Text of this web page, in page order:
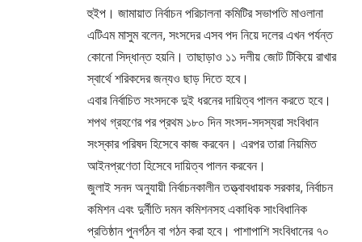
হুইপ। জামায়াত নির্বাচন পরিচালনা কমিটির সভাপতি মাওলানা
এটিএম মাসুম বলেন, সংসদের এসব পদ নিয়ে দলের এখন পর্যন্ত
কোনো সিদ্ধান্ত হয়নি। তাছাড়াও ১১ দলীয় জোট টিকিয়ে রাখার
স্বার্থে শরিকদের জন্যও ছাড় দিতে হবে।
এবার নির্বাচিত সংসদকে দুই ধরনের দায়িত্ব পালন করতে হবে।
শপথ গ্রহণের পর প্রথম ১৮০ দিন সংসদ-সদস্যরা সংবিধান
সংস্কার পরিষদ হিসেবে কাজ করবেন। এরপর তারা নিয়মিত
আইনপ্রণেতা হিসেবে দায়িত্ব পালন করবেন।
জুলাই সনদ অনুযায়ী নির্বাচনকালীন তত্ত্বাবধায়ক সরকার, নির্বাচন
কমিশন এবং দুর্নীতি দমন কমিশনসহ একাধিক সাংবিধানিক
প্রতিষ্ঠান পুনর্গঠন বা গঠন করা হবে। পাশাপাশি সংবিধানের ৭০